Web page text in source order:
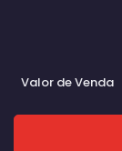
Valor de Venda